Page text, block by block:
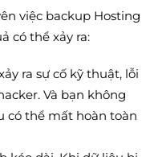
việc backup Hosting
có thể xảy ra:
ra sự cố kỹ thuật, lỗi
Và bạn không
có thể mất hoàn toàn